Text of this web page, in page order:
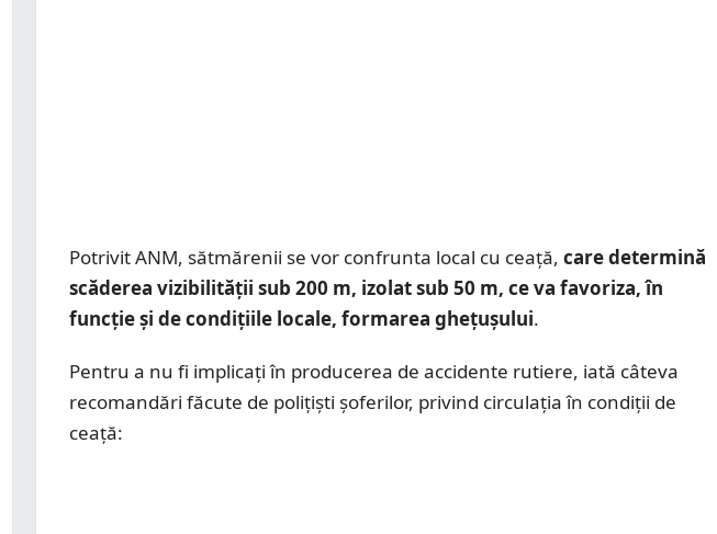
Potrivit ANM, sătmărenii se vor confrunta local cu ceață, care determină
scăderea vizibilității sub 200 m, izolat sub 50 m, ce va favoriza, în
funcție și de condițiile locale, formarea ghețușului.
Pentru a nu fi implicaţi în producerea de accidente rutiere, iată câteva
recomandări făcute de polițiști șoferilor, privind circulaţia în condiţii de
ceaţă: